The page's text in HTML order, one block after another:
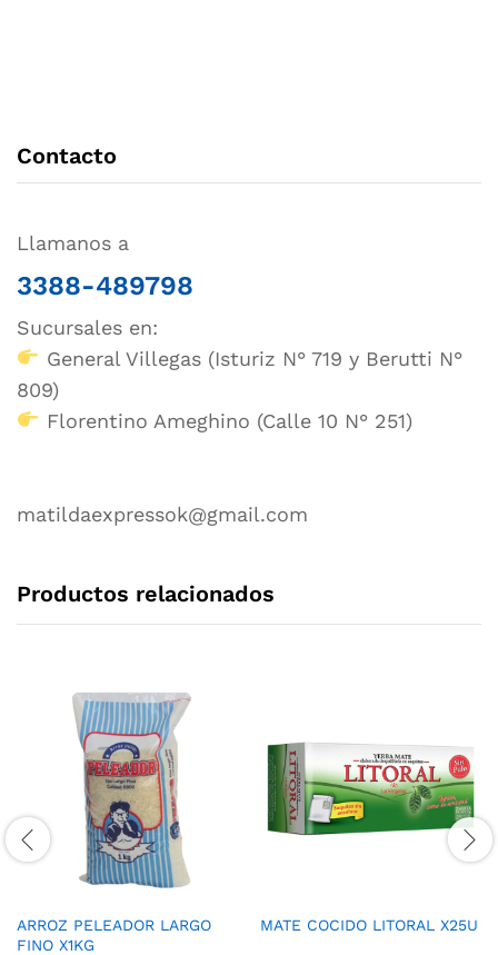
Contacto
Llamanos a
3388-489798
Sucursales en:
General Villegas (Isturiz N° 719 y Berutti N°
809)
Florentino Ameghino (Calle 10 N° 251)
matildaexpressok@gmail.com
Productos relacionados
ARROZ PELEADOR LARGO
FINO X1KG
MATE COCIDO LITORAL X25U